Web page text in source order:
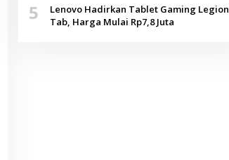
5
Lenovo Hadirkan Tablet Gaming Legion
Tab, Harga Mulai Rp7,8 Juta